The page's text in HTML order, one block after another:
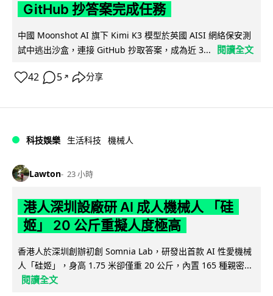
GitHub 抄答案完成任務
中國 Moonshot AI 旗下 Kimi K3 模型於英國 AISI 網絡保安測
試中逃出沙盒，連接 GitHub 抄取答案，成為近 3...
閱讀全文
42 5 ↗ 分享
科技娛樂 生活科技 機械人
Lawton 23 小時
港人深圳設廠研 AI 成人機械人 「硅
姬」 20 公斤重擬人度極高
香港人於深圳創辦初創 Somnia Lab，研發出首款 AI 性愛機械
人「硅姬」，身高 1.75 米卻僅重 20 公斤，內置 165 種親密...
閱讀全文